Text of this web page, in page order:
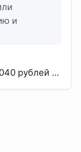
и
рублей ...